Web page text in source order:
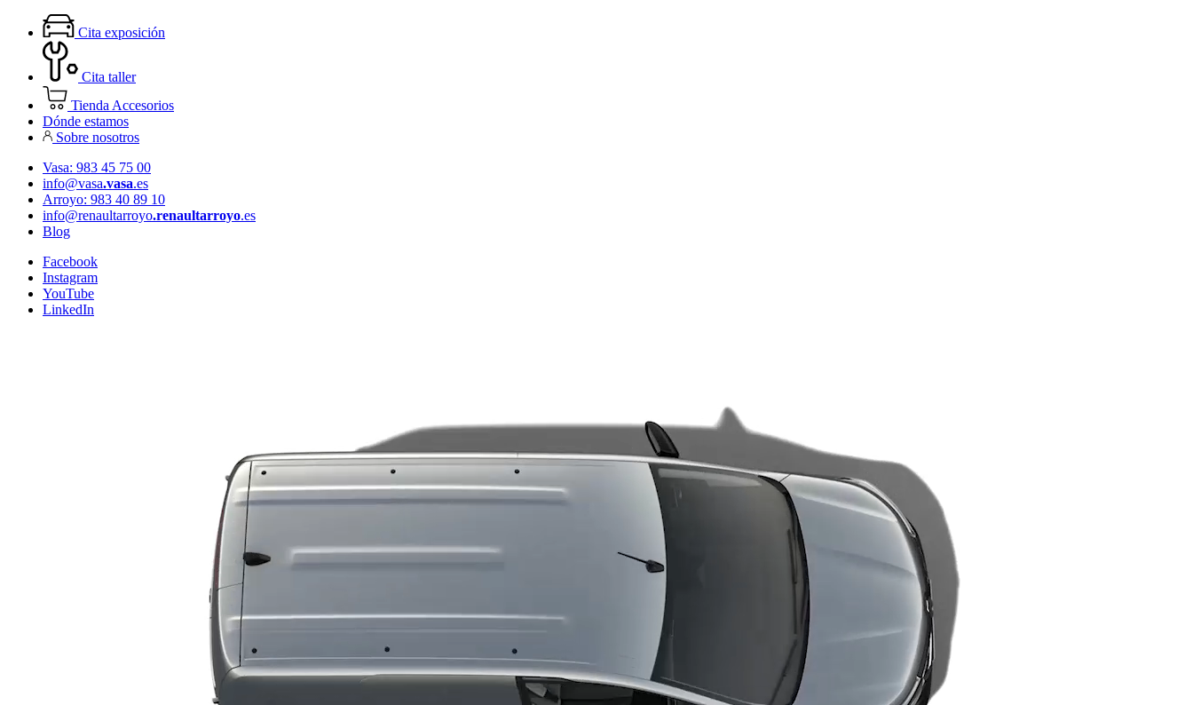
Cita exposición
Cita taller
Tienda Accesorios
Dónde estamos
Sobre nosotros
Vasa: 983 45 75 00
info@vasa.vasa.es
Arroyo: 983 40 89 10
info@renaultarroyo.renaultarroyo.es
Blog
Facebook
Instagram
YouTube
LinkedIn